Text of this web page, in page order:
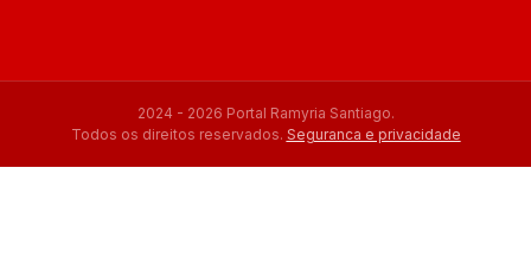
2024 - 2026 Portal Ramyria Santiago.
Todos os direitos reservados. Seguranca e privacidade